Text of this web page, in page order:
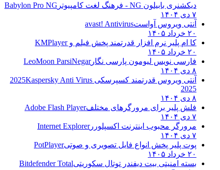
دیکشنری بابیلون NG - فرهنگ لغت کامپیوتر
Babylon Pro NG
۷ دی ۱۴۰۴
آنتی ویروس آواستavast! Antivirus
۲۰ خرداد ۱۴۰۵
کا ام پلیر نرم افزار قدرتمند پخش فیلم وKMPlayer
۲۰ خرداد ۱۴۰۵
فارسی نویس لیومون پارسی نگارLeoMoon ParsiNegar
۸ دی ۱۴۰۴
آنتی ویروس قدرتمند کسپرسکی 2025 Kaspersky Anti Virus
2025
۸ دی ۱۴۰۴
فلش پلیر برای مرورگرهای مختلفAdobe Flash Player
۷ دی ۱۴۰۴
مرورگر محبوب اینترنت اکسپلوررInternet Explorer
۷ دی ۱۴۰۴
پوت پلیر پخش انواع فایل تصویری و صوتیPotPlayer
۲۰ خرداد ۱۴۰۵
بسته امنیتی بیت دیفندر توتال سکوریتیBitdefender Total